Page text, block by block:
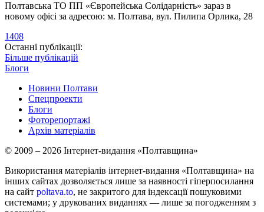
Полтавська ТО ПП «Європейська Солідарність» зараз в
новому офісі за адресою: м. Полтава, вул. Пилипа Орлика, 28
1408
Останні публікації:
Більше публікацій
Блоги
Новини Полтави
Спецпроекти
Блоги
Фоторепортажі
Архів матеріалів
© 2009 – 2026 Інтернет-видання «Полтавщина»
Використання матеріалів інтернет-видання «Полтавщина» на
інших сайтах дозволяється лише за наявності гіперпосилання
на сайт poltava.to, не закритого для індексації пошуковими
системами; у друкованих виданнях — лише за погодженням з